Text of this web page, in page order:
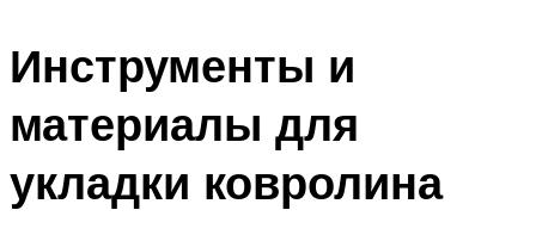
Инструменты и
материалы для
укладки ковролина